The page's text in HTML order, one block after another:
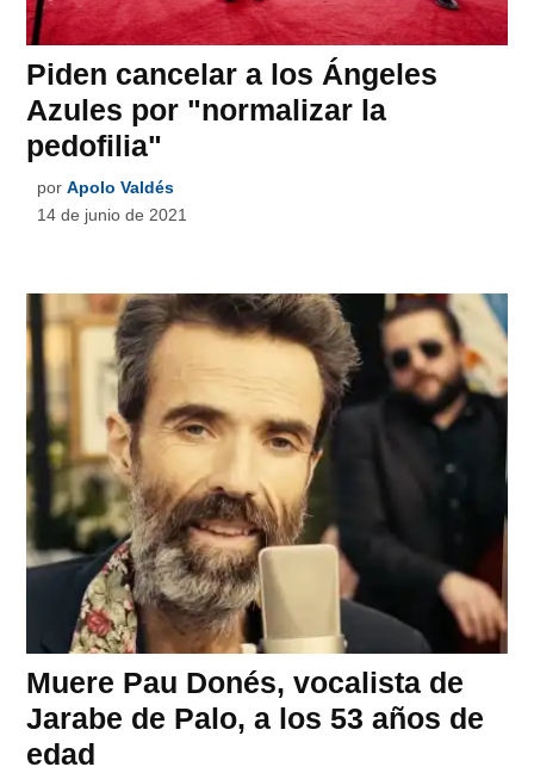
Piden cancelar a los Ángeles
Azules por "normalizar la
pedofilia"
por Apolo Valdés
14 de junio de 2021
Muere Pau Donés, vocalista de
Jarabe de Palo, a los 53 años de
edad